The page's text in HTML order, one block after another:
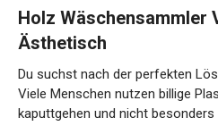
Holz Wäschensammler
Ästhetisch
Du suchst nach der perfekten
Viele Menschen nutzen billige
kaputtgehen und nicht besonders